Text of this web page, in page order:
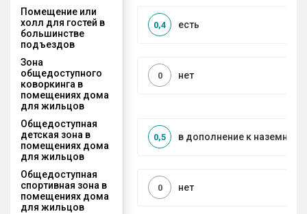
Помещение или
холл для гостей в
большинстве
подъездов
есть
0,4
Зона
общедоступного
коворкинга в
помещениях дома
для жильцов
нет
0
Общедоступная
детская зона в
помещениях дома
для жильцов
в дополнение к наземной
0,5
Общедоступная
спортивная зона в
помещениях дома
для жильцов
нет
0